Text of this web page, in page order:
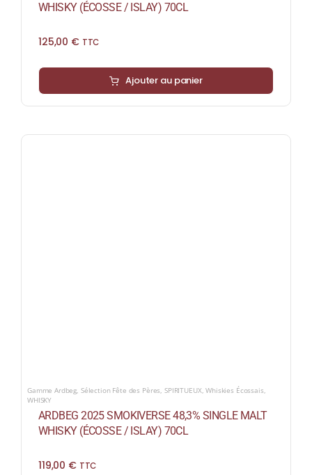
WHISKY (ÉCOSSE / ISLAY) 70CL
125,00 € TTC
Ajouter au panier
Gamme Ardbeg, Sélection Fête des Pères, SPIRITUEUX,Whiskies Écossais,
WHISKY
ARDBEG 2025 SMOKIVERSE 48,3% SINGLE MALT
WHISKY (ÉCOSSE / ISLAY) 70CL
119,00 € TTC